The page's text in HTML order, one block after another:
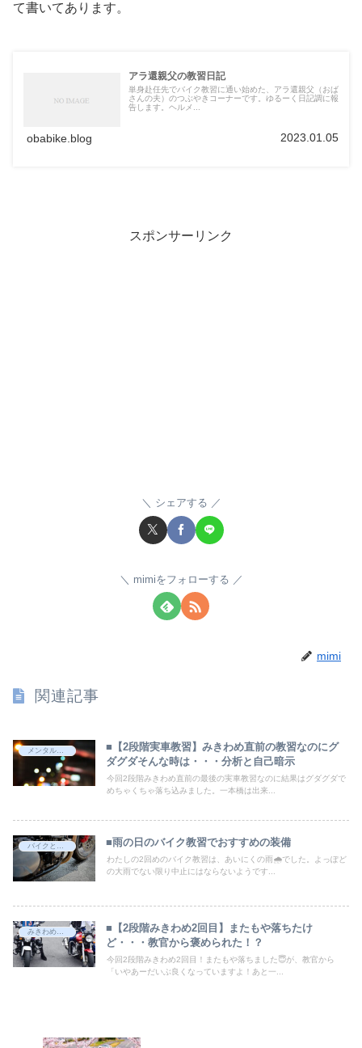
て書いてあります。
アラ還親父の教習日記
単身赴任先でバイク教習に通い始めた、アラ還親父（おば
さんの夫）のつぶやきコーナーです。ゆるーく日記調に報
告します。ヘルメ...
obabike.blog 2023.01.05
スポンサーリンク
シェアする
mimiをフォローする
mimi
関連記事
メンタル・応急処置
■【2段階実車教習】みきわめ直前の教習なのにグ
ダグダそんな時は・・・分析と自己暗示
今回2段階みきわめ直前の最後の実車教習なのに結果はグダグダで
めちゃくちゃ落ち込みました。一本橋は出来...
バイクとバイク用品選び ■雨の日のバイク教習でおすすめの装備
わたしの2回めのバイク教習は、あいにくの雨🌧でした。よっぽど
の大雨でない限り中止にはならないようです...
■【2段階みきわめ2回目】またもや落ちたけ
ど・・・教官から褒められた！？
今回2段階みきわめ2回目！またもや落ちました😇が、教官から
「いやあーだいぶ良くなっていますよ！あと一...